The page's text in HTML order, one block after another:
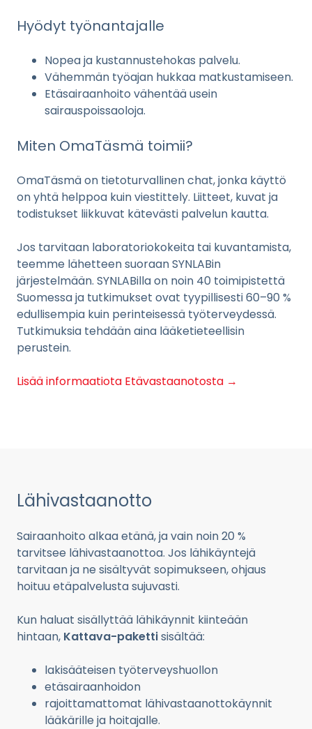
Hyödyt työnantajalle
Nopea ja kustannustehokas palvelu.
Vähemmän työajan hukkaa matkustamiseen.
Etäsairaanhoito vähentää usein
sairauspoissaoloja.
Miten OmaTäsmä toimii?
OmaTäsmä on tietoturvallinen chat, jonka käyttö
on yhtä helppoa kuin viestittely. Liitteet, kuvat ja
todistukset liikkuvat kätevästi palvelun kautta.
Jos tarvitaan laboratoriokokeita tai kuvantamista,
teemme lähetteen suoraan SYNLABin
järjestelmään. SYNLABilla on noin 40 toimipistettä
Suomessa ja tutkimukset ovat tyypillisesti 60–90 %
edullisempia kuin perinteisessä työterveydessä.
Tutkimuksia tehdään aina lääketieteellisin
perustein.
Lisää informaatiota Etävastaanotosta →
Lähivastaanotto
Sairaanhoito alkaa etänä, ja vain noin 20 %
tarvitsee lähivastaanottoa. Jos lähikäyntejä
tarvitaan ja ne sisältyvät sopimukseen, ohjaus
hoituu etäpalvelusta sujuvasti.
Kun haluat sisällyttää lähikäynnit kiinteään
hintaan, Kattava-pakettisisältää:
lakisääteisen työterveyshuollon
etäsairaanhoidon
rajoittamattomat lähivastaanottokäynnit
lääkärille ja hoitajalle.